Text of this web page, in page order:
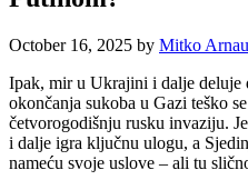
October 16, 2025 by Mitko
Ipak, mir u Ukrajini i dalje deluje
okončanja sukoba u Gazi teško
četvorogodišnju rusku invaziju.
i dalje igra ključnu ulogu, a
nameću svoje uslove – ali tu